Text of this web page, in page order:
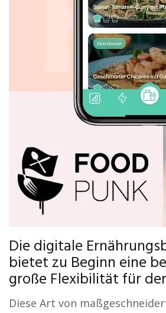
Die digitale
bietet zu Beginn eine
große Flexibilität für
Diese Art von